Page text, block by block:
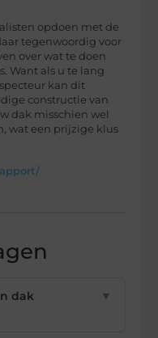
opdoen met de
tegenwoordig voor
over wat te doen
Want als u te lang
kan dit
constructie van
dak misschien wel
wat een prijzige klus
dak
▼